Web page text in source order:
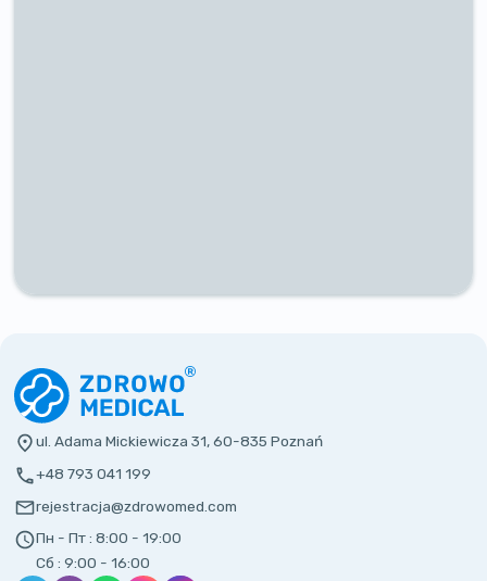
ul. Adama Mickiewicza 31, 60-835 Poznań
+48 793 041 199
rejestracja@zdrowomed.com
Пн - Пт : 8:00 - 19:00
Сб : 9:00 - 16:00